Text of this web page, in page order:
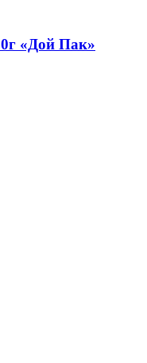
«Дой Пак»